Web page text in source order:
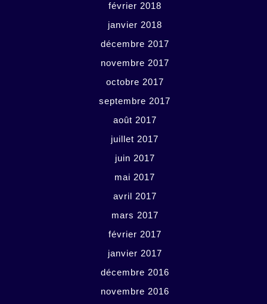
février 2018
janvier 2018
décembre 2017
novembre 2017
octobre 2017
septembre 2017
août 2017
juillet 2017
juin 2017
mai 2017
avril 2017
mars 2017
février 2017
janvier 2017
décembre 2016
novembre 2016